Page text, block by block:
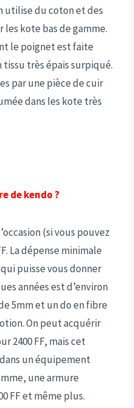
utilise du coton et des
kote bas de gamme.
le poignet est faite
tissu très épais surpiqué.
par une pièce de cuir
dans les kote très
de kendo ?
(si vous pouvez
La dépense minimale
puisse vous donner
années est d’environ
5mm et un do en fibre
On peut acquérir
2400 FF, mais cet
un équipement
une armure
FF et même plus.